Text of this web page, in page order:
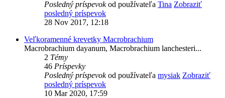
Posledný príspevokod používateľa Tina Zobraziť
posledný príspevok
28 Nov 2017, 12:18
Veľkoramenné krevetky Macrobrachium
Macrobrachium dayanum, Macrobrachium lanchesteri...
2 Témy
46 Príspevky
Posledný príspevokod používateľa mysiak Zobraziť
posledný príspevok
10 Mar 2020, 17:59